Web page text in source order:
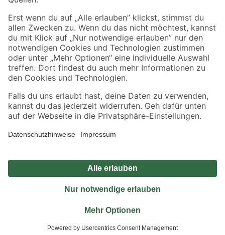
Sicher einkaufen
Jetzt die toom-App herunterladen
Alle Preisangaben in EUR inkl. gesetzl. MwSt.. Die dargestellten Angebote sind unter
Umständen nicht in allen Märkten verfügbar. Die angegebenen Verfügbarkeiten beziehen
Produkte nur solange der Vorrat reicht.
*Paketversand ab 59 € versandkostenfrei, gilt nicht für Artikel mit Speditionsversand, hier
Privatsphäre Impressum
Nutzungsbedingungen
Widerrufsrecht
Vertrag widerrufen
© 2026 toom Baumarkt GmbH